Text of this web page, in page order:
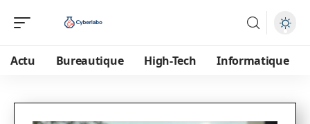
Actu Bureautique High-Tech Informatique